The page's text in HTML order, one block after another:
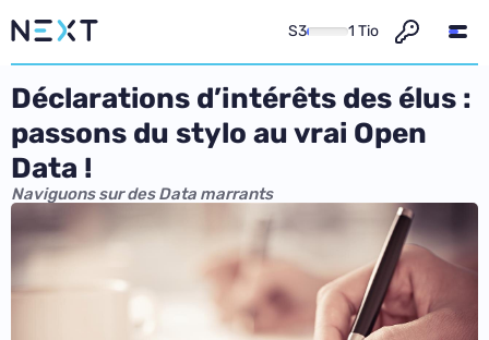
S3 1 Tio
Déclarations d’intérêts des élus :
passons du stylo au vrai Open
Data !
Naviguons sur des Data marrants